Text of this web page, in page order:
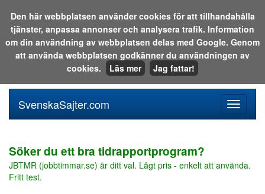
Sök i katalogen eller på webben:
meny
SvenskaSajter.com
Söker du ett bra tidrapportprogram?
JBTMR (jobbtimmar.se) är ditt val. Lågt pris - enkelt att använda.
Fritt test.
Den här webbplatsen använder cookies för att tillhandahålla
tjänster, anpassa annonser och analysera trafik. Information
om din användning av webbplatsen delas med Google. Genom
att använda webbplatsen godkänner du användningen av
cookies.
Läs mer Jag fattar!